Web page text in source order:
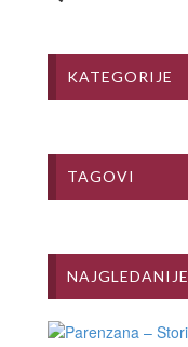
KATEGORIJE
TAGOVI
NAJGLEDANIJE